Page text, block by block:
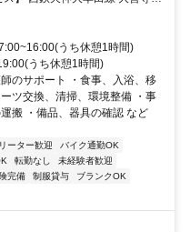
うち休憩1時間)
うち休憩1時間)
のサポート ・食事、入浴、移
ツ交換、清掃、環境整備 ・事
搬 ・備品、器具の確認 など
ーター歓迎
バイク通勤OK
転勤なし
未経験者歓迎
完備 制服貸与
ブランクOK